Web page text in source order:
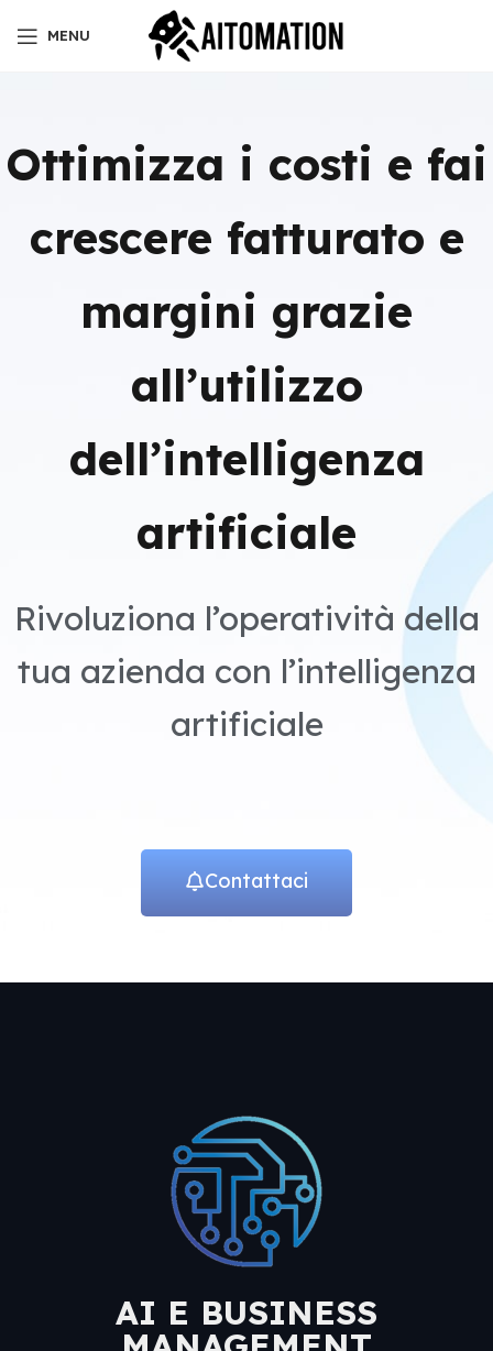
MENU
Ottimizza i costi e fai
crescere fatturato e
margini grazie
all’utilizzo
dell’intelligenza
artificiale
Rivoluziona l’operatività della
tua azienda con l’intelligenza
artificiale
Contattaci
AI E BUSINESS